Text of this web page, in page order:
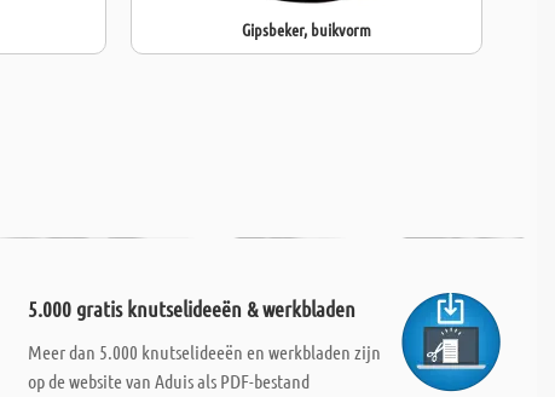
Gipsbeker, buikvorm
5.000 gratis knutselideeën & werkbladen
Meer dan 5.000 knutselideeën en werkbladen zijn
op de website van Aduis als PDF-bestand